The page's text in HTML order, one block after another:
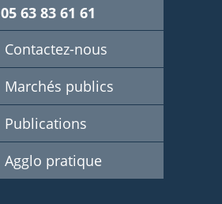
05 63 83 61 61
Contactez-nous
Marchés publics
Publications
Agglo pratique